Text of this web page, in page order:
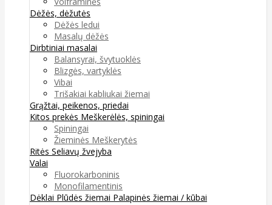
Dėžės, dėžutės
Dėžės ledui
Masalų dėžės
Dirbtiniai masalai
Balansyrai, švytuoklės
Blizgės, vartyklės
Vibai
Trišakiai kabliukai žiemai
Grąžtai, peikenos, priedai
Kitos prekės Meškerėlės, spiningai
Spiningai
Žieminės Meškerytės
Ritės Seliavų žvejyba
Valai
Fluorokarboninis
Monofilamentinis
Dėklai Plūdės žiemai Palapinės žiemai / kūbai